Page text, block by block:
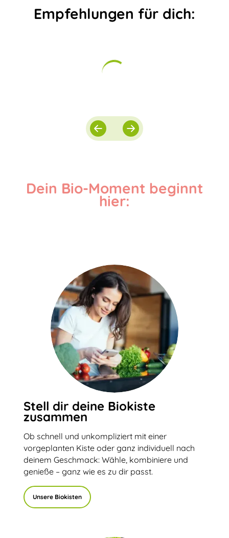
Empfehlungen für dich:
Dein Bio-Moment beginnt
hier:
Stell dir deine Biokiste
zusammen
Ob schnell und unkompliziert mit einer
vorgeplanten Kiste oder ganz individuell nach
deinem Geschmack: Wähle, kombiniere und
genieße – ganz wie es zu dir passt.
Unsere Biokisten